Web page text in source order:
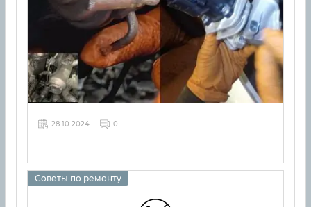
28 10 2024 0
Советы по ремонту